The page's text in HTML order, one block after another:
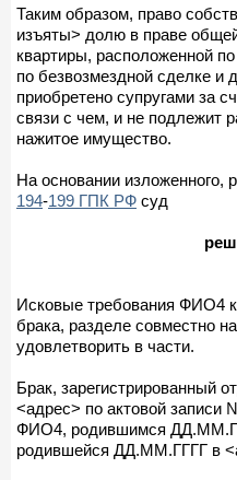
Таким образом, право
изъяты> долю в праве
квартиры, расположенной
по безвозмездной сделке и
приобретено супругами за
связи с чем, и не подлежит
нажитое имущество.
На основании изложенного,
194-199 ГПК РФ суд
Исковые требования ФИО4
брака, разделе совместно
удовлетворить в части.
Брак, зарегистрированный
<адрес> по актовой
ФИО4, родившимся
родившейся ДД.ММ.ГГГГ в